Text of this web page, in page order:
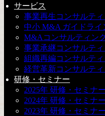
サービス
事業再生コンサルテ
中小 M&A ガイドライ
M&Aコンサルティン
事業承継コンサルテ
組織再編コンサルテ
経営革新コンサルテ
研修・セミナー
2025年 研修・セミナ
2024年 研修・セミナ
2023年 研修・セミナ
2025年7月7日
このコンテンツはパスワ
には以下にパスワードを入
パスワード:
セミナー